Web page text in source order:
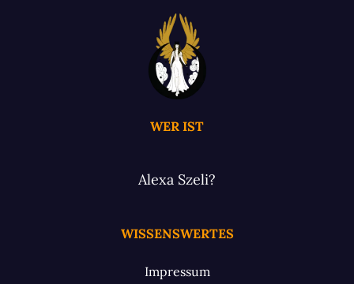
WER IST
Alexa Szeli?
WISSENSWERTES
Impressum